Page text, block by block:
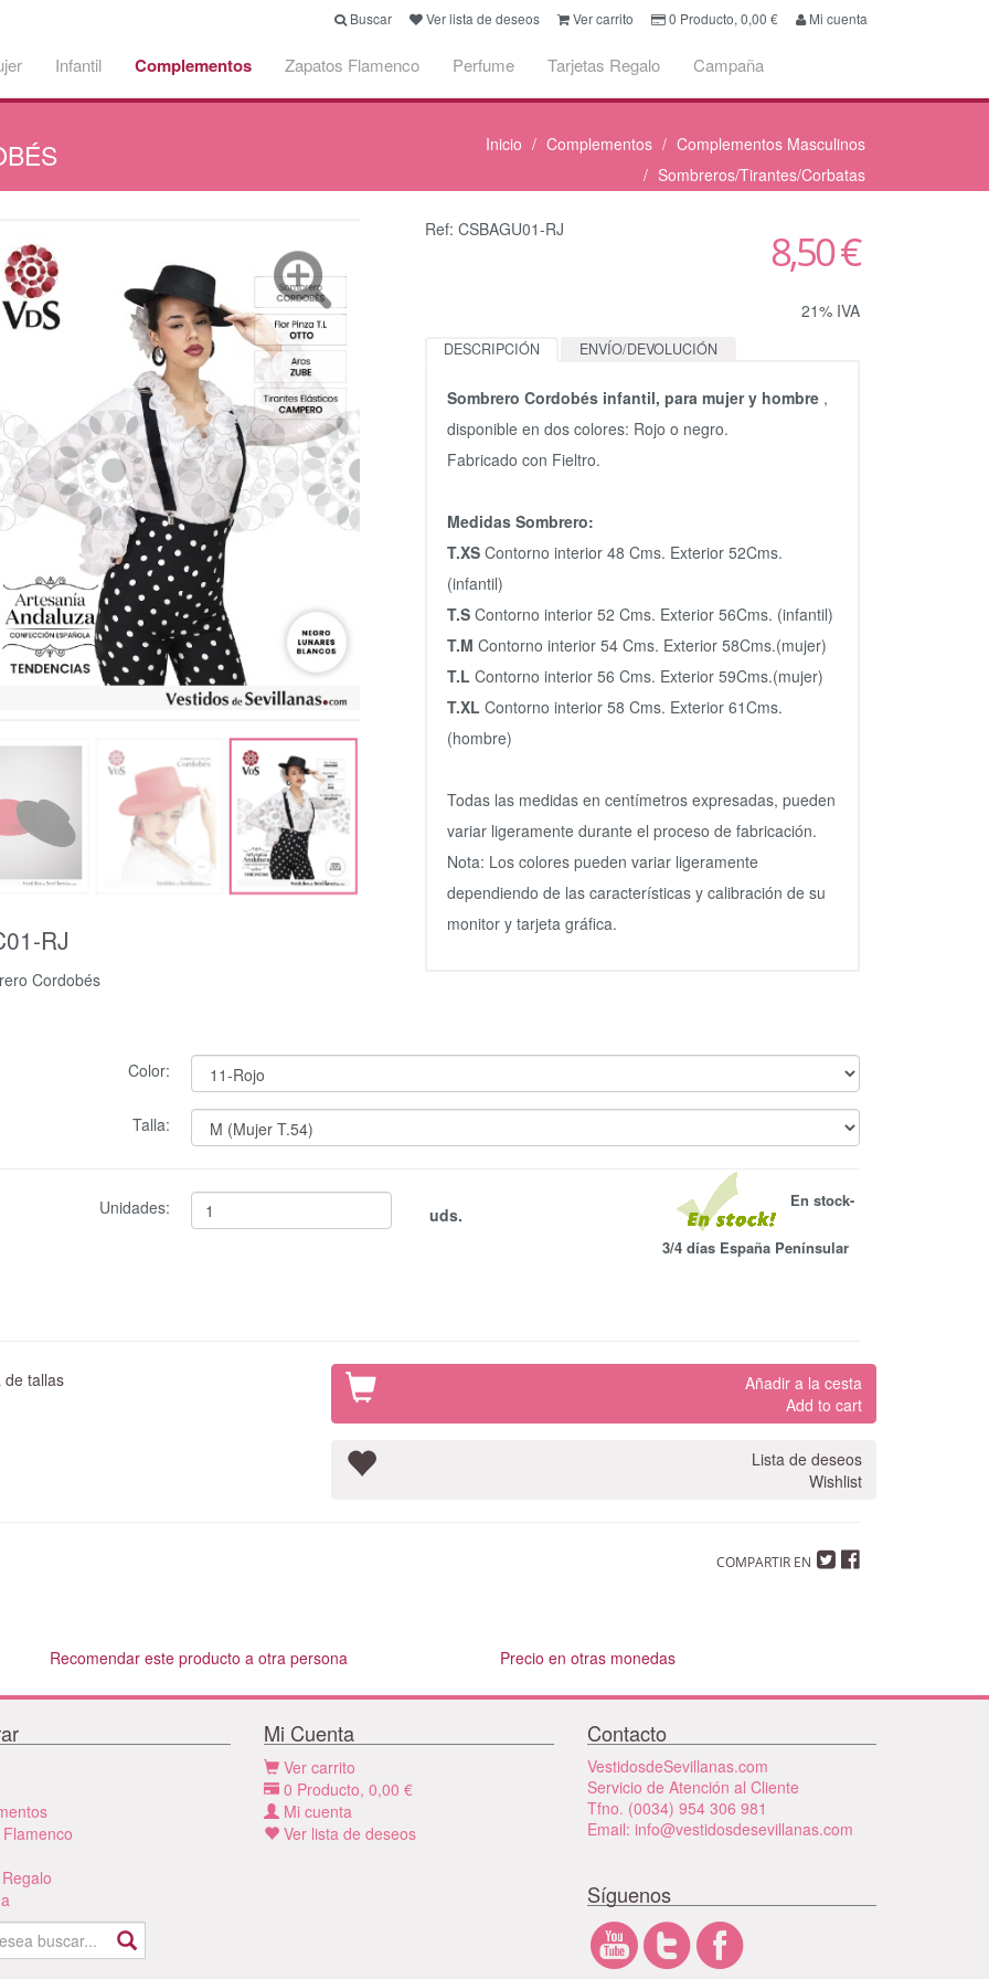
Buscar Ver lista de deseos Ver carrito 0 Producto, 0,00 € Mi cuenta
Infantil Complementos Zapatos Flamenco Perfume Tarjetas Regalo Campaña
Inicio Complementos
Complementos Masculinos
Sombreros/Tirantes/Corbatas
RJ
Cordobés
Ref: CSBAGU01-RJ 8,50 €
21% IVA
DESCRIPCIÓN ENVÍO/DEVOLUCIÓN
Sombrero Cordobés infantil, para mujer y hombre ,
disponible en dos colores: Rojo o negro.
Fabricado con Fieltro.
Medidas Sombrero:
T.XS Contorno interior 48 Cms. Exterior 52Cms.
(infantil)
T.SContorno interior 52 Cms. Exterior 56Cms. (infantil)
T.MContorno interior 54 Cms. Exterior 58Cms.(mujer)
T.L Contorno interior 56 Cms. Exterior 59Cms.(mujer)
T.XL Contorno interior 58 Cms. Exterior 61Cms.
(hombre)
Todas las medidas en centímetros expresadas, pueden
variar ligeramente durante el proceso de fabricación.
Nota: Los colores pueden variar ligeramente
dependiendo de las características y calibración de su
monitor y tarjeta gráfica.
Color:
Talla:
Unidades: uds.
En stock-
3/4 días España Penínsular
tallas
Añadir a la cesta
Add to cart
Lista de deseos
Wishlist
COMPARTIR EN
Recomendar este producto a otra persona Precio en otras monedas
Mi Cuenta
Ver carrito
0 Producto, 0,00 €
Mi cuenta
Ver lista de deseos
Contacto
VestidosdeSevillanas.com
Servicio de Atención al Cliente
Tfno. (0034) 954 306 981
Email: info@vestidosdesevillanas.com
Síguenos